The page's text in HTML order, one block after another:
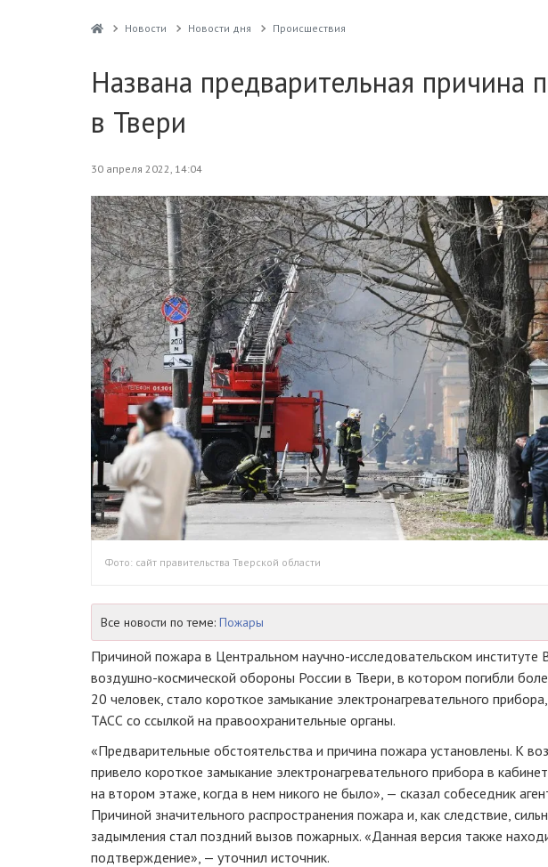
Новости Новости дня Проиcшествия
Названа предварительная
в Твери
30 апреля 2022, 14:04
Фото: сайт правительства Тверской области
Все новости по теме: Пожары
Причиной пожара в Центральном научно-исследовательском институте
воздушно-космической обороны России в Твери, в котором погибли
20 человек, стало короткое замыкание электронагревательного прибора,
ТАСС со ссылкой на правоохранительные органы.
«Предварительные обстоятельства и причина пожара установлены. К
привело короткое замыкание электронагревательного прибора в
на втором этаже, когда в нем никого не было», — сказал собеседник
Причиной значительного распространения пожара и, как следствие,
задымления стал поздний вызов пожарных. «Данная версия также
подтверждение», — уточнил источник.